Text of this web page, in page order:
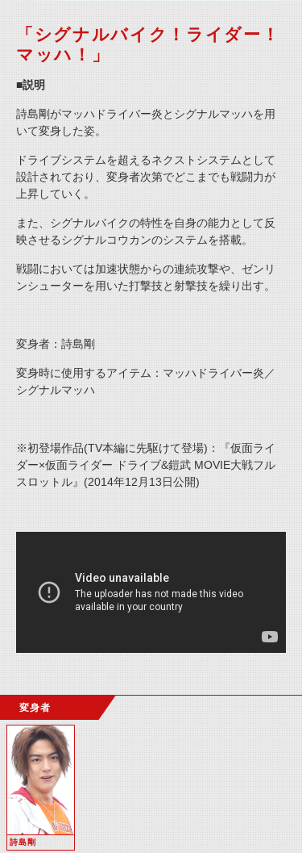
「シグナルバイク！ライダー！
マッハ！」
■説明
詩島剛がマッハドライバー炎とシグナルマッハを用
いて変身した姿。
ドライブシステムを超えるネクストシステムとして
設計されており、変身者次第でどこまでも戦闘力が
上昇していく。
また、シグナルバイクの特性を自身の能力として反
映させるシグナルコウカンのシステムを搭載。
戦闘においては加速状態からの連続攻撃や、ゼンリ
ンシューターを用いた打撃技と射撃技を繰り出す。
変身者：詩島剛
変身時に使用するアイテム：マッハドライバー炎／
シグナルマッハ
※初登場作品(TV本編に先駆けて登場)：『仮面ライ
ダー×仮面ライダー ドライブ&鎧武 MOVIE大戦フル
スロットル』(2014年12月13日公開)
変身者
詩島剛